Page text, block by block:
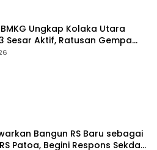
Ungkap Kolaka Utara
Sesar Aktif, Ratusan Gempa
Bangun RS Baru sebagai
Patoa, Begini Respons Sekda